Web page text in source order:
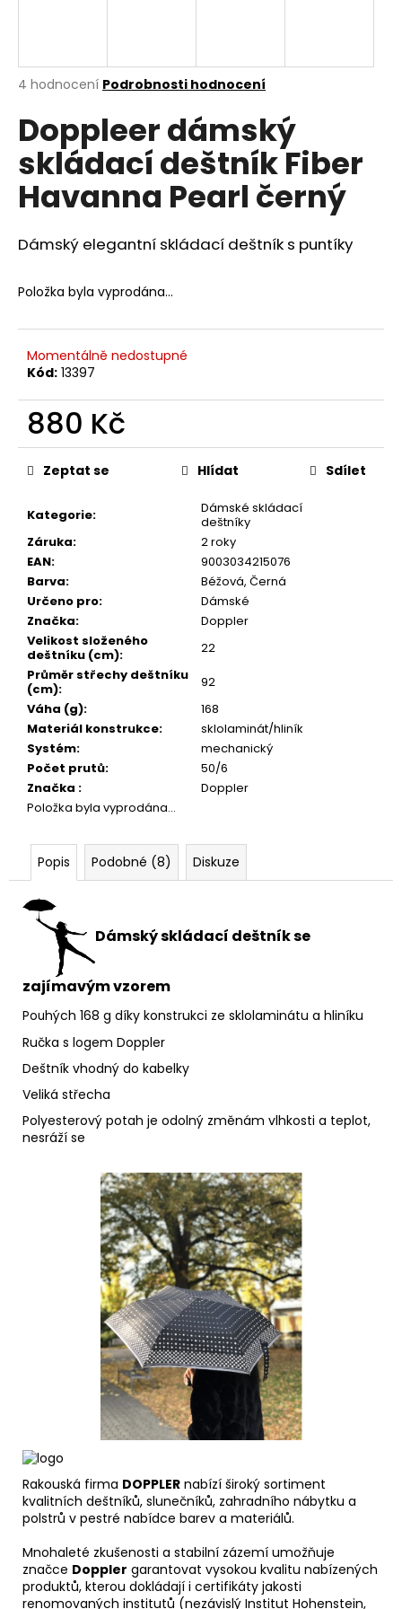
Průměrné
produktu
je
z
5
hvězdiček.
4 hodnocení Podrobnosti hodnocení
Doppleer dámský
skládací deštník Fiber
Havanna Pearl černý
Dámský elegantní skládací deštník s puntíky
Položka byla vyprodána…
Momentálně nedostupné
Kód: 13397
880 Kč
Měrná
cena:
Kategorie:
Dámské skládací
deštníky
Záruka:
2 roky
EAN:
9003034215076
Barva:
Béžová, Černá
Určeno pro:
Dámské
Značka:
Doppler
Velikost složeného
deštníku (cm):
22
Průměr střechy deštníku
(cm):
92
Váha (g):
168
Materiál konstrukce:
sklolaminát/hliník
Systém:
mechanický
Počet prutů:
50/6
Značka :
Doppler
Položka byla vyprodána…
Zeptat se Hlídat Sdílet
Popis Podobné (8) Diskuze
Dámský skládací deštník se
zajímavým vzorem
Pouhých 168 g díky konstrukci ze sklolaminátu a hliníku
Ručka s logem Doppler
Deštník vhodný do kabelky
Veliká střecha
Polyesterový potah je odolný změnám vlhkosti a teplot,
nesráží se
Rakouská firma DOPPLER nabízí široký sortiment
kvalitních deštníků, slunečníků, zahradního nábytku a
polstrů v pestré nabídce barev a materiálů.
Mnohaleté zkušenosti a stabilní zázemí umožňuje
značce Doppler garantovat vysokou kvalitu nabízených
produktů, kterou dokládají i certifikáty jakosti
renomovaných institutů (nezávislý Institut Hohenstein,
í
t
?
HLEDAT
D
p
o
u
č
u
j
e